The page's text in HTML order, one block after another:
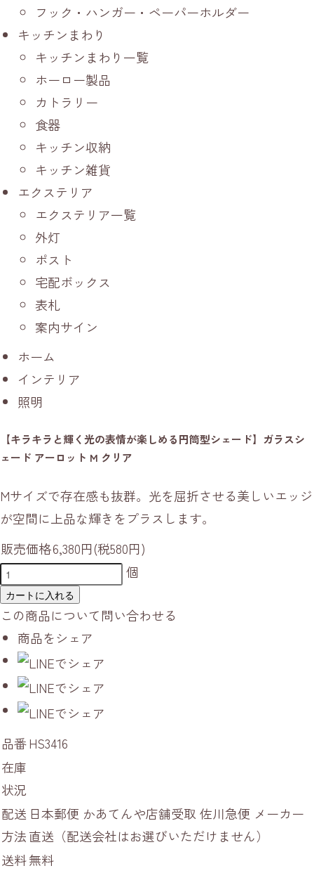
フック・ハンガー・ペーパーホルダー
キッチンまわり
キッチンまわり一覧
ホーロー製品
カトラリー
食器
キッチン収納
キッチン雑貨
エクステリア
エクステリア一覧
外灯
ポスト
宅配ボックス
表札
案内サイン
ホーム
インテリア
照明
【キラキラと輝く光の表情が楽しめる円筒型シェード】ガラスシ
ェード アーロット M クリア
Mサイズで存在感も抜群。光を屈折させる美しいエッジ
が空間に上品な輝きをプラスします。
販売価格6,380円(税580円)
個
カートに入れる
この商品について問い合わせる
商品をシェア
品番HS3416
在庫
状況
配送
方法
日本郵便 かあてんや店舗受取 佐川急便 メーカー
直送（配送会社はお選びいただけません）
送料無料